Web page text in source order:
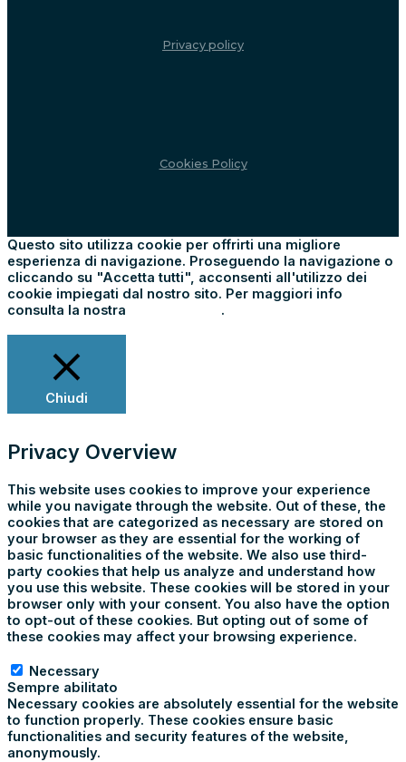
Privacy policy
Cookies Policy
Questo sito utilizza cookie per offrirti una migliore
esperienza di navigazione. Proseguendo la navigazione o
cliccando su "Accetta tutti", acconsenti all'utilizzo dei
cookie impiegati dal nostro sito. Per maggiori info
consulta la nostra
.
Chiudi
Privacy Overview
This website uses cookies to improve your experience
while you navigate through the website. Out of these, the
cookies that are categorized as necessary are stored on
your browser as they are essential for the working of
basic functionalities of the website. We also use third-
party cookies that help us analyze and understand how
you use this website. These cookies will be stored in your
browser only with your consent. You also have the option
to opt-out of these cookies. But opting out of some of
these cookies may affect your browsing experience.
Necessary
Sempre abilitato
Necessary cookies are absolutely essential for the website
to function properly. These cookies ensure basic
functionalities and security features of the website,
anonymously.